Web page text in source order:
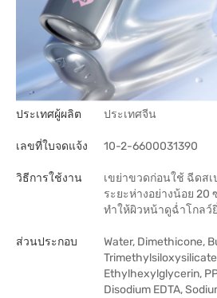
ประเทศผู้ผลิต ประเทศจีน
เลขที่ใบจดแจ้ง 10-2-6600031390
วิธีการใช้งาน
เขย่าขวดก่อนใช้ ฉีดส
ระยะห่างอย่างน้อย 20
ทำให้ผิวหน้าดูฉ่ำโกลว์
ส่วนประกอบ
Water, Dimethicone,
Ethylhexylglycerin,
Disodium EDTA,